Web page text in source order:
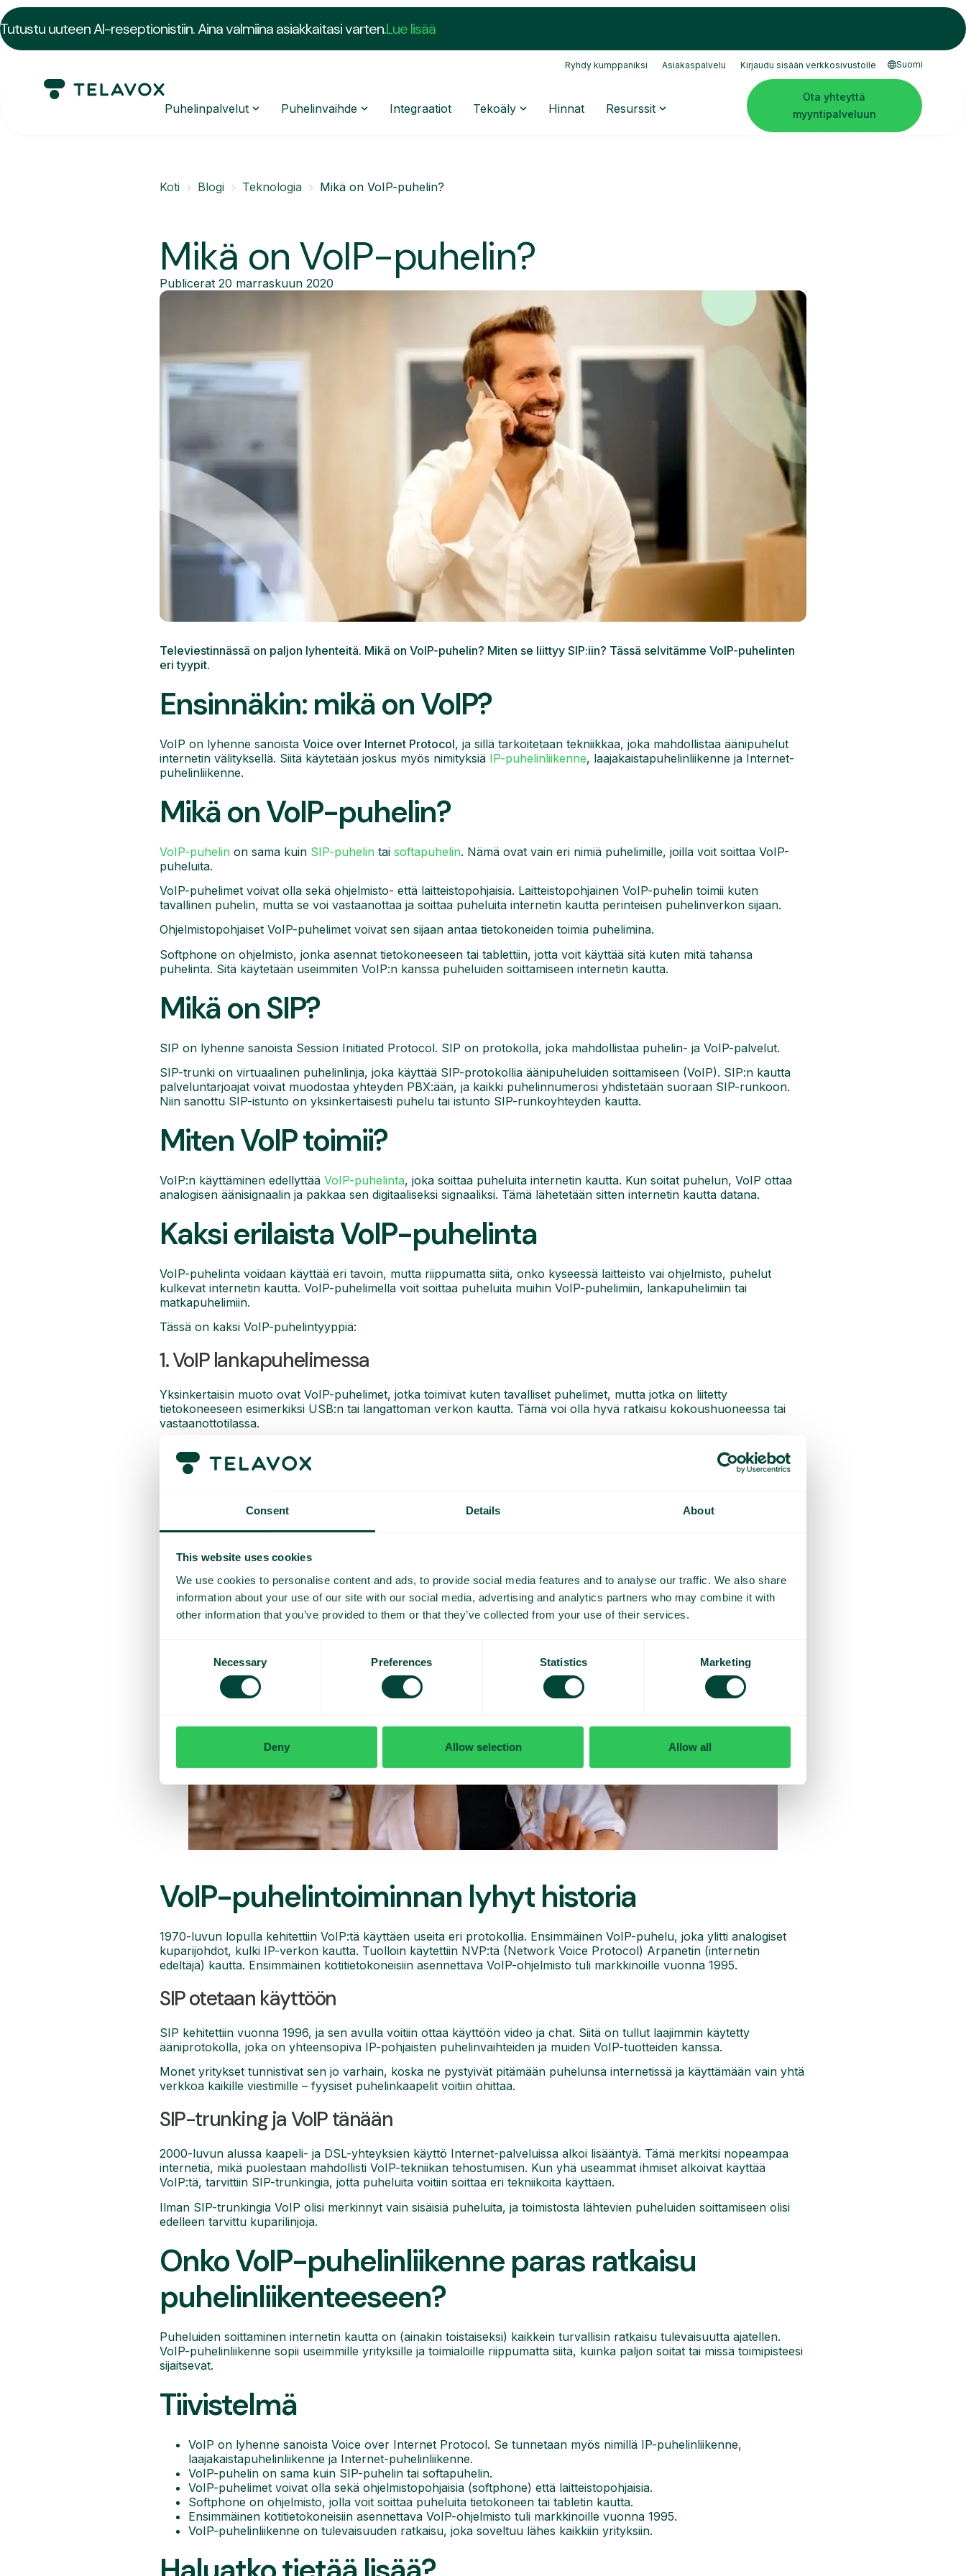
Consent Details About
This website uses cookies
We use cookies to personalise content and ads, to provide social media features and to analyse our traffic. We also share
information about your use of our site with our social media, advertising and analytics partners who may combine it with
other information that you’ve provided to them or that they’ve collected from your use of their services.
Necessary Preferences Statistics Marketing
Deny Allow selection Allow all
Tutustu uuteen AI-reseptionistiin. Aina valmiina asiakkaitasi varten.Lue lisää
Ryhdy kumppaniksi Asiakaspalvelu Kirjaudu sisään verkkosivustolle Suomi
Puhelinpalvelut Puhelinvaihde Integraatiot Tekoäly Hinnat Resurssit
Ota yhteyttä
myyntipalveluun
Koti Blogi Teknologia Mikä on VoIP-puhelin?
Mikä on VoIP-puhelin?
Publicerat 20 marraskuun 2020
Televiestinnässä on paljon lyhenteitä. Mikä on VoIP-puhelin? Miten se liittyy SIP:iin? Tässä selvitämme VoIP-puhelinten
eri tyypit.
Ensinnäkin: mikä on VoIP?
VoIP on lyhenne sanoista Voice over Internet Protocol, ja sillä tarkoitetaan tekniikkaa, joka mahdollistaa äänipuhelut
internetin välityksellä. Siitä käytetään joskus myös nimityksiä IP-puhelinliikenne, laajakaistapuhelinliikenne ja Internet-
puhelinliikenne.
Mikä on VoIP-puhelin?
VoIP-puhelin on sama kuin SIP-puhelin tai softapuhelin. Nämä ovat vain eri nimiä puhelimille, joilla voit soittaa VoIP-
puheluita.
VoIP-puhelimet voivat olla sekä ohjelmisto- että laitteistopohjaisia. Laitteistopohjainen VoIP-puhelin toimii kuten
tavallinen puhelin, mutta se voi vastaanottaa ja soittaa puheluita internetin kautta perinteisen puhelinverkon sijaan.
Ohjelmistopohjaiset VoIP-puhelimet voivat sen sijaan antaa tietokoneiden toimia puhelimina.
Softphone on ohjelmisto, jonka asennat tietokoneeseen tai tablettiin, jotta voit käyttää sitä kuten mitä tahansa
puhelinta. Sitä käytetään useimmiten VoIP:n kanssa puheluiden soittamiseen internetin kautta.
Mikä on SIP?
SIP on lyhenne sanoista Session Initiated Protocol. SIP on protokolla, joka mahdollistaa puhelin- ja VoIP-palvelut.
SIP-trunki on virtuaalinen puhelinlinja, joka käyttää SIP-protokollia äänipuheluiden soittamiseen (VoIP). SIP:n kautta
palveluntarjoajat voivat muodostaa yhteyden PBX:ään, ja kaikki puhelinnumerosi yhdistetään suoraan SIP-runkoon.
Niin sanottu SIP-istunto on yksinkertaisesti puhelu tai istunto SIP-runkoyhteyden kautta.
Miten VoIP toimii?
VoIP:n käyttäminen edellyttää VoIP-puhelinta, joka soittaa puheluita internetin kautta. Kun soitat puhelun, VoIP ottaa
analogisen äänisignaalin ja pakkaa sen digitaaliseksi signaaliksi. Tämä lähetetään sitten internetin kautta datana.
Kaksi erilaista VoIP-puhelinta
VoIP-puhelinta voidaan käyttää eri tavoin, mutta riippumatta siitä, onko kyseessä laitteisto vai ohjelmisto, puhelut
kulkevat internetin kautta. VoIP-puhelimella voit soittaa puheluita muihin VoIP-puhelimiin, lankapuhelimiin tai
matkapuhelimiin.
Tässä on kaksi VoIP-puhelintyyppiä:
1. VoIP lankapuhelimessa
Yksinkertaisin muoto ovat VoIP-puhelimet, jotka toimivat kuten tavalliset puhelimet, mutta jotka on liitetty
tietokoneeseen esimerkiksi USB:n tai langattoman verkon kautta. Tämä voi olla hyvä ratkaisu kokoushuoneessa tai
vastaanottotilassa.
2. VoIP matkapuhelimissa tai tietokoneessa (softphone)
ohjelmisto muodostaa suoran yhteyden (peer-to-peer) tietokoneeseen, johon soitat.
VoIP-puhelintoiminnan lyhyt historia
1970-luvun lopulla kehitettiin VoIP:tä käyttäen useita eri protokollia. Ensimmäinen VoIP-puhelu, joka ylitti analogiset
kuparijohdot, kulki IP-verkon kautta. Tuolloin käytettiin NVP:tä (Network Voice Protocol) Arpanetin (internetin
edeltäjä) kautta. Ensimmäinen kotitietokoneisiin asennettava VoIP-ohjelmisto tuli markkinoille vuonna 1995.
SIP otetaan käyttöön
SIP kehitettiin vuonna 1996, ja sen avulla voitiin ottaa käyttöön video ja chat. Siitä on tullut laajimmin käytetty
ääniprotokolla, joka on yhteensopiva IP-pohjaisten puhelinvaihteiden ja muiden VoIP-tuotteiden kanssa.
Monet yritykset tunnistivat sen jo varhain, koska ne pystyivät pitämään puhelunsa internetissä ja käyttämään vain yhtä
verkkoa kaikille viestimille – fyysiset puhelinkaapelit voitiin ohittaa.
SIP-trunking ja VoIP tänään
2000-luvun alussa kaapeli- ja DSL-yhteyksien käyttö Internet-palveluissa alkoi lisääntyä. Tämä merkitsi nopeampaa
internetiä, mikä puolestaan mahdollisti VoIP-tekniikan tehostumisen. Kun yhä useammat ihmiset alkoivat käyttää
VoIP:tä, tarvittiin SIP-trunkingia, jotta puheluita voitiin soittaa eri tekniikoita käyttäen.
Ilman SIP-trunkingia VoIP olisi merkinnyt vain sisäisiä puheluita, ja toimistosta lähtevien puheluiden soittamiseen olisi
edelleen tarvittu kuparilinjoja.
Onko VoIP-puhelinliikenne paras ratkaisu
puhelinliikenteeseen?
Puheluiden soittaminen internetin kautta on (ainakin toistaiseksi) kaikkein turvallisin ratkaisu tulevaisuutta ajatellen.
VoIP-puhelinliikenne sopii useimmille yrityksille ja toimialoille riippumatta siitä, kuinka paljon soitat tai missä toimipisteesi
sijaitsevat.
Tiivistelmä
VoIP on lyhenne sanoista Voice over Internet Protocol. Se tunnetaan myös nimillä IP-puhelinliikenne,
laajakaistapuhelinliikenne ja Internet-puhelinliikenne.
VoIP-puhelin on sama kuin SIP-puhelin tai softapuhelin.
VoIP-puhelimet voivat olla sekä ohjelmistopohjaisia (softphone) että laitteistopohjaisia.
Softphone on ohjelmisto, jolla voit soittaa puheluita tietokoneen tai tabletin kautta.
Ensimmäinen kotitietokoneisiin asennettava VoIP-ohjelmisto tuli markkinoille vuonna 1995.
VoIP-puhelinliikenne on tulevaisuuden ratkaisu, joka soveltuu lähes kaikkiin yrityksiin.